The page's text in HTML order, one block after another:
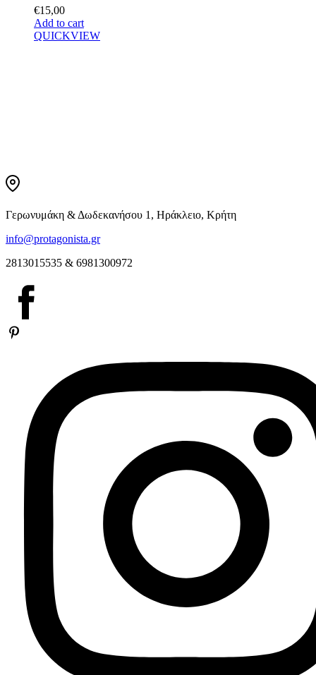
€15,00
Add to cart
QUICKVIEW
Γερωνυμάκη & Δωδεκανήσου 1, Ηράκλειο, Κρήτη
info@protagonista.gr
2813015535 & 6981300972